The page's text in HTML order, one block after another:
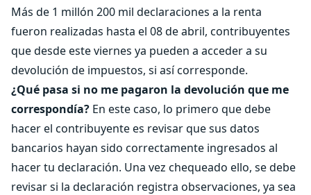
Más de 1 millón 200 mil declaraciones a la renta
fueron realizadas hasta el 08 de abril, contribuyentes
que desde este viernes ya pueden a acceder a su
devolución de impuestos, si así corresponde.
¿Qué pasa si no me pagaron la devolución que me
correspondía? En este caso, lo primero que debe
hacer el contribuyente es revisar que sus datos
bancarios hayan sido correctamente ingresados al
hacer tu declaración. Una vez chequeado ello, se debe
revisar si la declaración registra observaciones, ya sea